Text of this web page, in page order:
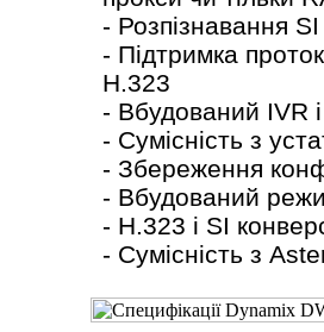
- Розпізнавання
- Підтримка
H.323
- Вбудований ІVR
- Сумісність з
- Збереження
- Вбудований
- H.323 і SІ
- Сумісність з